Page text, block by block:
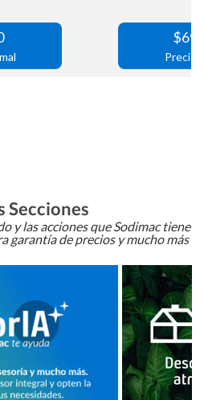
Secciones
y las acciones que Sodimac tiene
garantía de precios y mucho más